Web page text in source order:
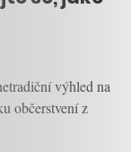
výhled na
občerstvení z